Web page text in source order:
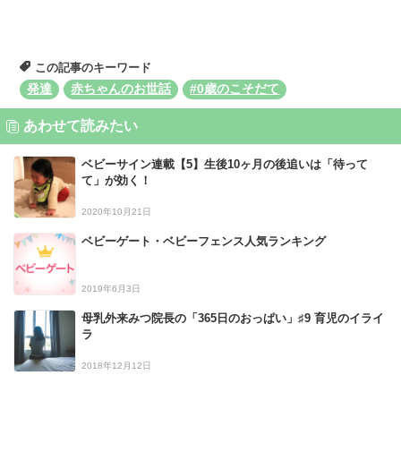
この記事のキーワード
発達
赤ちゃんのお世話 #0歳のこそだて
あわせて読みたい
ベビーサイン連載【5】生後10ヶ月の後追いは「待って
て」が効く！
2020年10月21日
ベビーゲート・ベビーフェンス人気ランキング
2019年6月3日
母乳外来みつ院長の「365日のおっぱい」♯9 育児のイライ
ラ
2018年12月12日